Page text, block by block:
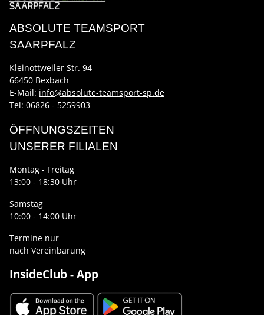
ABSOLUTE TEAMSPORT
SAARPFALZ
Kleinottweiler Str. 94
66450 Bexbach
E-Mail: info@absolute-teamsport-sp.de
Tel: 06826 - 5259903
ÖFFNUNGSZEITEN
UNSERER FILIALEN
Montag - Freitag
13:00 - 18:30 Uhr
Samstag
10:00 - 14:00 Uhr
Termine nur
nach Vereinbarung
InsideClub - App